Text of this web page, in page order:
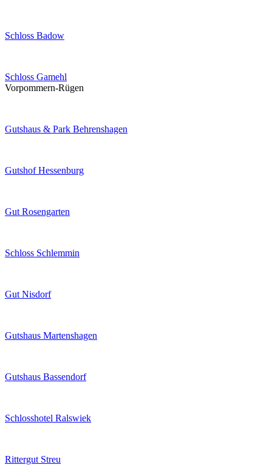
Schloss Badow
Schloss Gamehl
Vorpommern-Rügen
Gutshaus & Park Behrenshagen
Gutshof Hessenburg
Gut Rosengarten
Schloss Schlemmin
Gut Nisdorf
Gutshaus Martenshagen
Gutshaus Bassendorf
Schlosshotel Ralswiek
Rittergut Streu